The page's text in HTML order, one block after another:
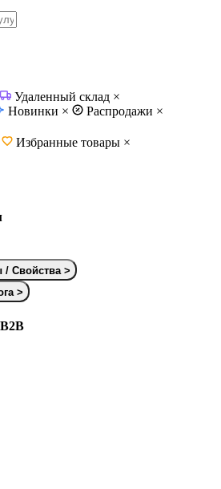
Удаленный склад ×
Новинки × Распродажи ×
Избранные товары ×
/ Свойства >
>